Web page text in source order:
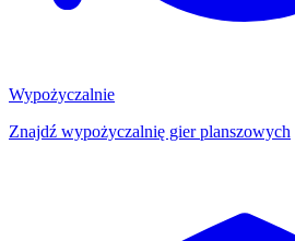
Wypożyczalnie
Znajdź wypożyczalnię gier planszowych